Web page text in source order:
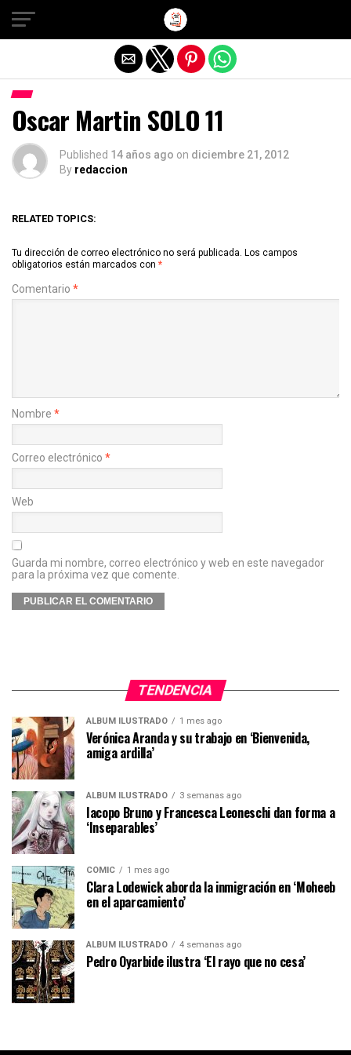
Oscar Martin SOLO 11
Published 14 años ago on diciembre 21, 2012
By redaccion
RELATED TOPICS:
Tu dirección de correo electrónico no será publicada. Los campos
obligatorios están marcados con *
Comentario *
Nombre *
Correo electrónico *
Web
Guarda mi nombre, correo electrónico y web en este navegador
para la próxima vez que comente.
TENDENCIA
ÁLBUM ILUSTRADO 1 mes ago
Verónica Aranda y su trabajo en ‘Bienvenida,
amiga ardilla’
ÁLBUM ILUSTRADO 3 semanas ago
Iacopo Bruno y Francesca Leoneschi dan forma a
‘Inseparables’
CÓMIC 1 mes ago
Clara Lodewick aborda la inmigración en ‘Moheeb
en el aparcamiento’
ÁLBUM ILUSTRADO 4 semanas ago
Pedro Oyarbide ilustra ‘El rayo que no cesa’
Salir de la versión móvil